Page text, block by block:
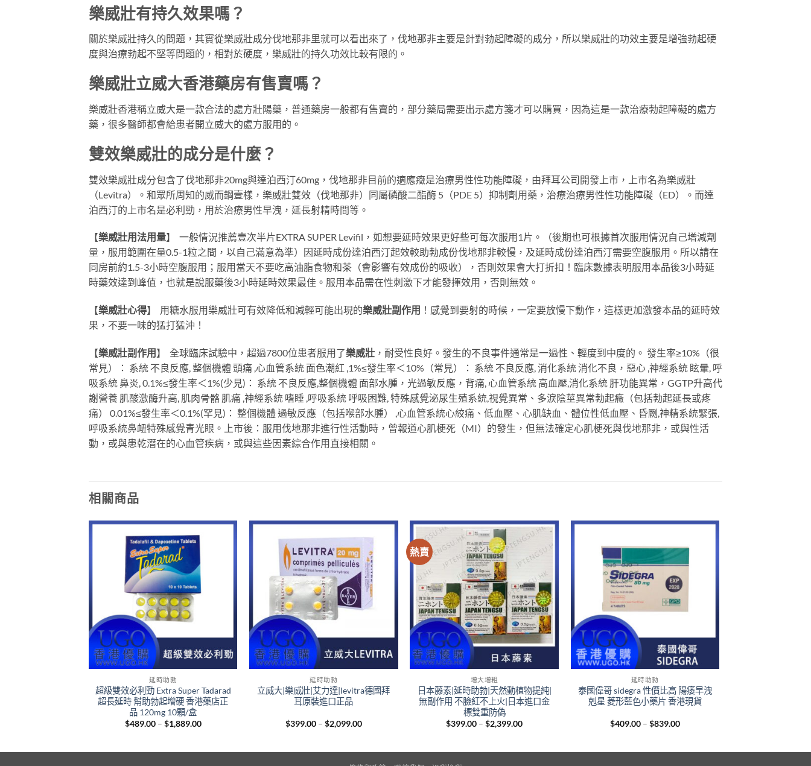
樂威壯有持久效果嗎？
關於樂威壯持久的問題，其實從樂威壯成分伐地那非里就可以看出來了，伐地那非主要是針對勃起障礙的成分，所以樂威壯的功效主要是增強勃起硬
度與治療勃起不堅等問題的，相對於硬度，樂威壯的持久功效比較有限的。
樂威壯立威大香港藥房有售賣嗎？
樂威壯香港稱立威大是一款合法的處方壯陽藥，普通藥房一般都有售賣的，部分藥局需要出示處方箋才可以購買，因為這是一款治療勃起障礙的處方
藥，很多醫師都會給患者開立威大的處方服用的。
雙效樂威壯的成分是什麼？
雙效樂威壯成分包含了伐地那非20mg與達泊西汀60mg，伐地那非目前的適應癥是治療男性性功能障礙，由拜耳公司開發上市，上市名為樂威壯
（Levitra）。和眾所周知的威而鋼壹樣，樂威壯雙效（伐地那非）同屬磷酸二酯酶 5（PDE 5）抑制劑用藥，治療治療男性性功能障礙（ED）。而達
泊西汀的上市名是必利勁，用於治療男性早洩，延長射精時間等。
【樂威壯用法用量】 一般情況推薦壹次半片EXTRA SUPER Levifil，如想要延時效果更好些可每次服用1片。（後期也可根據首次服用情況自己增減劑
量，服用範圍在量0.5-1粒之間，以自己滿意為準）因延時成份達泊西汀起效較助勃成份伐地那非較慢，及延時成份達泊西汀需要空腹服用。所以請在
同房前約1.5-3小時空腹服用；服用當天不要吃高油脂食物和茶（會影響有效成份的吸收），否則效果會大打折扣！臨床數據表明服用本品後3小時延
時藥效達到峰值，也就是說服藥後3小時延時效果最佳。服用本品需在性刺激下才能發揮效用，否則無效。
【樂威壯心得】 用糖水服用樂威壯可有效降低和減輕可能出現的樂威壯副作用 ！感覺到要射的時候，一定要放慢下動作，這樣更加激發本品的延時效
果，不要一味的猛打猛沖！
【樂威壯副作用】 全球臨床試驗中，超過7800位患者服用了樂威壯 ，耐受性良好。發生的不良事件通常是一過性、輕度到中度的。 發生率≥10%（很
常見）： 系統 不良反應, 整個機體 頭痛 ,心血管系統 面色潮紅 ,1%≤發生率＜10%（常見）： 系統 不良反應, 消化系統 消化不良，惡心 ,神經系統 眩暈, 呼
吸系統 鼻炎, 0.1%≤發生率＜1%(少見)： 系統 不良反應,整個機體 面部水腫，光過敏反應，背痛, 心血管系統 高血壓,消化系統 肝功能異常，GGTP升高代
謝營養 肌酸激酶升高, 肌肉骨骼 肌痛 ,神經系統 嗜睡 ,呼吸系統 呼吸困難, 特殊感覺泌尿生殖系統,視覺異常、多淚陰莖異常勃起癥（包括勃起延長或疼
痛） 0.01%≤發生率＜0.1%(罕見)： 整個機體 過敏反應（包括喉部水腫） ,心血管系統心絞痛、低血壓、心肌缺血、體位性低血壓、昏劂,神精系統緊張,
呼吸系統鼻衄特殊感覺青光眼。上市後：服用伐地那非進行性活動時，曾報道心肌梗死（MI）的發生，但無法確定心肌梗死與伐地那非，或與性活
動，或與患乾潛在的心血管疾病，或與這些因素綜合作用直接相關。
相關商品
+
延時助勃
超級雙效必利勁 Extra Super Tadarad
超長延時 幫助勃起增硬 香港藥店正
品 120mg 10顆/盒
$489.00 – $1,889.00Price
+
延時助勃
立威大|樂威壯|艾力達|levitra德國拜
耳原裝進口正品
$399.00 – $2,099.00Price
熱賣
+
增大增粗
日本藤素|延時助勃|天然動植物提純|
無副作用 不臉紅不上火|日本進口金
標雙重防偽
$399.00 – $2,399.00Price
延時助勃
泰國偉哥 sidegra 性價比高 陽痿早洩
剋星 菱形藍色小藥片 香港現貨
$409.00 – $839.00Price